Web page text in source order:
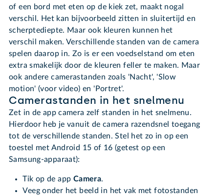
of een bord met eten op de kiek zet, maakt nogal
verschil. Het kan bijvoorbeeld zitten in sluitertijd en
scherptediepte. Maar ook kleuren kunnen het
verschil maken. Verschillende standen van de camera
spelen daarop in. Zo is er een voedselstand om eten
extra smakelijk door de kleuren feller te maken. Maar
ook andere camerastanden zoals 'Nacht', 'Slow
motion' (voor video) en 'Portret'.
Camerastanden in het snelmenu
Zet in de app camera zelf standen in het snelmenu.
Hierdoor heb je vanuit de camera razendsnel toegang
tot de verschillende standen. Stel het zo in op een
toestel met Android 15 of 16 (getest op een
Samsung-apparaat):
Tik op de app Camera.
Veeg onder het beeld in het vak met fotostanden